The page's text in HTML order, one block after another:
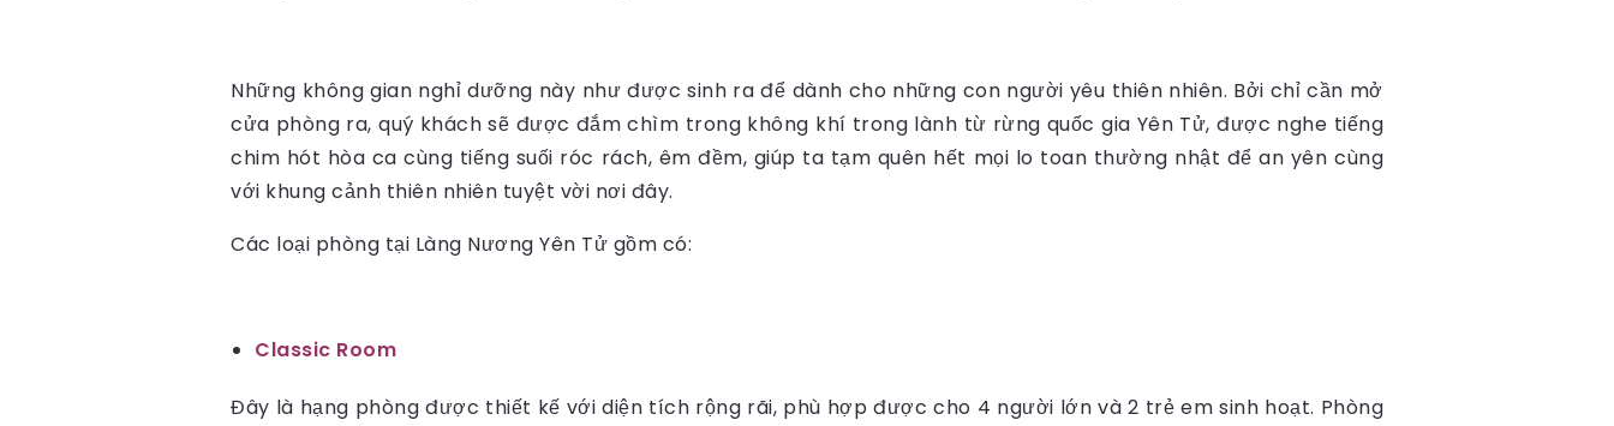
Những không gian nghỉ dưỡng này như được sinh ra để dành cho những con người yêu thiên nhiên. Bởi chỉ cần mở
cửa phòng ra, quý khách sẽ được đắm chìm trong không khí trong lành từ rừng quốc gia Yên Tử, được nghe tiếng
chim hót hòa ca cùng tiếng suối róc rách, êm đềm, giúp ta tạm quên hết mọi lo toan thường nhật để an yên cùng
với khung cảnh thiên nhiên tuyệt vời nơi đây.
Các loại phòng tại Làng Nương Yên Tử gồm có:
Classic Room
Đây là hạng phòng được thiết kế với diện tích rộng rãi, phù hợp được cho 4 người lớn và 2 trẻ em sinh hoạt. Phòng